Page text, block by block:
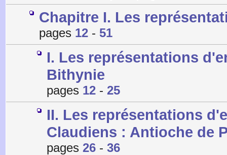
Chapitre I. Les
pages 12 - 51
I. Les représentations
Bithynie
pages 12 - 25
II. Les représentations
Claudiens : Antioche de
pages 26 - 36